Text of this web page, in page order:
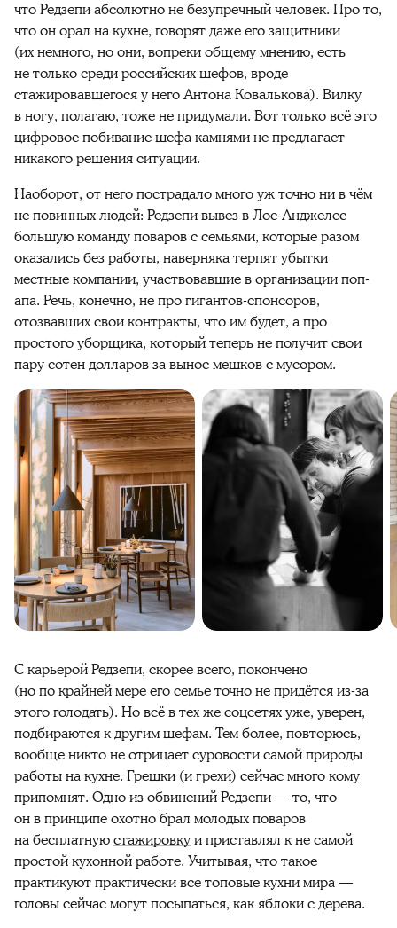
что Редзепи абсолютно не безупречный человек. Про то,
что он орал на кухне, говорят даже его защитники
(их немного, но они, вопреки общему мнению, есть
не только среди российских шефов, вроде
стажировавшегося у него Антона Ковалькова). Вилку
в ногу, полагаю, тоже не придумали. Вот только всё это
цифровое побивание шефа камнями не предлагает
никакого решения ситуации.
Наоборот, от него пострадало много уж точно ни в чём
не повинных людей: Редзепи вывез в Лос-Анджелес
большую команду поваров с семьями, которые разом
оказались без работы, наверняка терпят убытки
местные компании, участвовавшие в организации поп-
апа. Речь, конечно, не про гигантов-спонсоров,
отозвавших свои контракты, что им будет, а про
простого уборщика, который теперь не получит свои
пару сотен долларов за вынос мешков с мусором.
С карьерой Редзепи, скорее всего, покончено
(но по крайней мере его семье точно не придётся из-за
этого голодать). Но всё в тех же соцсетях уже, уверен,
подбираются к другим шефам. Тем более, повторюсь,
вообще никто не отрицает суровости самой природы
работы на кухне. Грешки (и грехи) сейчас много кому
припомнят. Одно из обвинений Редзепи — то, что
он в принципе охотно брал молодых поваров
на бесплатнуюстажировкуи приставлял к не самой
простой кухонной работе. Учитывая, что такое
практикуют практически все топовые кухни мира —
головы сейчас могут посыпаться, как яблоки с дерева.